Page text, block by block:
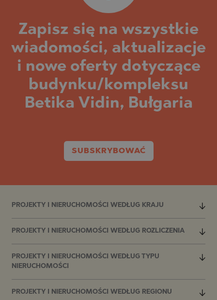
Zapisz się na wszystkie
wiadomości, aktualizacje
i nowe oferty dotyczące
budynku/kompleksu
Betika Vidin, Bułgaria
SUBSKRYBOWAĆ
PROJEKTY I NIERUCHOMOŚCI WEDŁUG KRAJU
PROJEKTY I NIERUCHOMOŚCI WEDŁUG ROZLICZENIA
PROJEKTY I NIERUCHOMOŚCI WEDŁUG TYPU
NIERUCHOMOŚCI
PROJEKTY I NIERUCHOMOŚCI WEDŁUG REGIONU